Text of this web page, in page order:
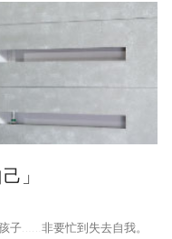
友到南澳金岳瞭望台，入住
一晚只要1,000元；再隔一周
盆花，製造浪漫氣氛。
」
子……非要忙到失去自我。